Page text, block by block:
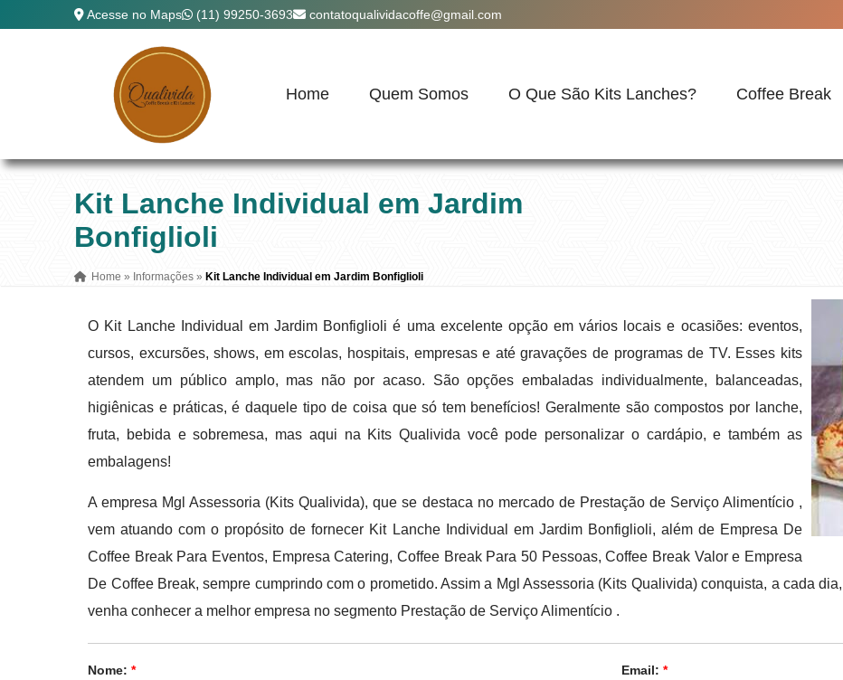
Acesse no Maps (11) 99250-3693 contatoqualividacoffe@gmail.com
Home Quem Somos O Que São Kits Lanches? Coffee Break
Kit Lanche Individual em Jardim
Bonfiglioli
Home » Informações » Kit Lanche Individual em Jardim Bonfiglioli
O Kit Lanche Individual em Jardim Bonfiglioli é uma excelente opção em vários locais e ocasiões: eventos,
cursos, excursões, shows, em escolas, hospitais, empresas e até gravações de programas de TV. Esses kits
atendem um público amplo, mas não por acaso. São opções embaladas individualmente, balanceadas,
higiênicas e práticas, é daquele tipo de coisa que só tem benefícios! Geralmente são compostos por lanche,
fruta, bebida e sobremesa, mas aqui na Kits Qualivida você pode personalizar o cardápio, e também as
embalagens!
A empresa Mgl Assessoria (Kits Qualivida), que se destaca no mercado de Prestação de Serviço Alimentício ,
vem atuando com o propósito de fornecer Kit Lanche Individual em Jardim Bonfiglioli, além de Empresa De
Coffee Break Para Eventos, Empresa Catering, Coffee Break Para 50 Pessoas, Coffee Break Valor e Empresa
De Coffee Break, sempre cumprindo com o prometido. Assim a Mgl Assessoria (Kits Qualivida) conquista, a cada
venha conhecer a melhor empresa no segmento Prestação de Serviço Alimentício .
Nome:* Email: *